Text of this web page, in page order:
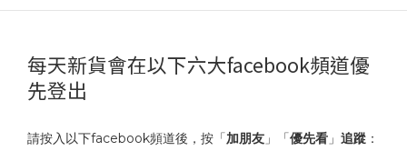
每天新貨會在以下六大facebook頻道優
先登出
請按入以下facebook頻道後，按「加朋友 」「優先看 」 追蹤 ：